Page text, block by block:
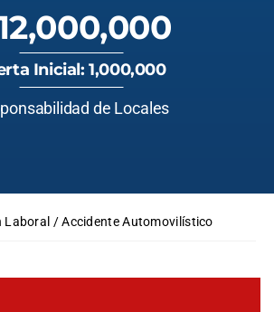
Inicial: 1,000,000
de Locales
Laboral / Accidente Automovilístico